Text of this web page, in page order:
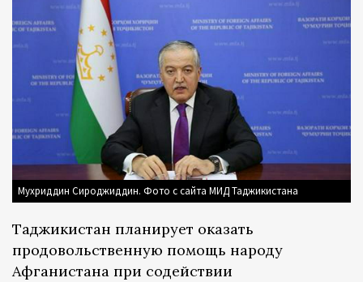
Мухриддин Сироджиддин. Фото с сайта МИД Таджикистана
Таджикистан планирует оказать
продовольственную помощь народу
Афганистана при содействии